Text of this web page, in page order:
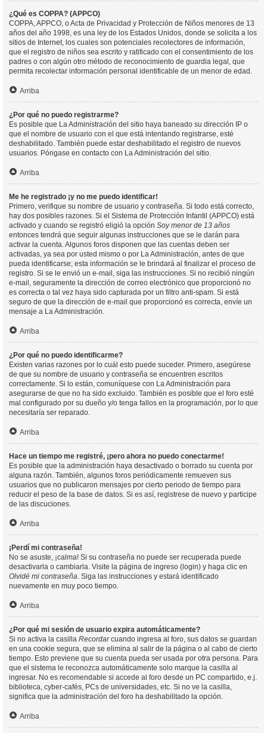
¿Qué es COPPA? (APPCO)
COPPA, APPCO, o Acta de Privacidad y Protección de Niños menores de 13
años del año 1998, es una ley de los Estados Unidos, donde se solicita a los
sitios de Internet, los cuales son potenciales recolectores de información,
que el registro de niños sea escrito y ratificado con el consentimiento de los
padres o con algún otro método de reconocimiento de guardia legal, que
permita recolectar información personal identificable de un menor de edad.
Arriba
¿Por qué no puedo registrarme?
Es posible que La Administración del sitio haya baneado su dirección IP o
que el nombre de usuario con el que está intentando registrarse, esté
deshabilitado. También puede estar deshabilitado el registro de nuevos
usuarios. Póngase en contacto con La Administración del sitio.
Arriba
Me he registrado ¡y no me puedo identificar!
Primero, verifique su nombre de usuario y contraseña. Si todo está correcto,
hay dos posibles razones. Si el Sistema de Protección Infantil (APPCO) está
activado y cuando se registró eligió la opción Soy menor de 13 años
entonces tendrá que seguir algunas instrucciones que se le darán para
activar la cuenta. Algunos foros disponen que las cuentas deben ser
activadas, ya sea por usted mismo o por La Administración, antes de que
pueda identificarse; esta información se le brindará al finalizar el proceso de
registro. Si se le envió un e-mail, siga las instrucciones. Si no recibió ningún
e-mail, seguramente la dirección de correo electrónico que proporcionó no
es correcta o tal vez haya sido capturada por un filtro anti-spam. Si está
seguro de que la dirección de e-mail que proporcionó es correcta, envíe un
mensaje a La Administración.
Arriba
¿Por qué no puedo identificarme?
Existen varias razones por lo cuál esto puede suceder. Primero, asegúrese
de que su nombre de usuario y contraseña se encuentren escritos
correctamente. Si lo están, comuníquese con La Administración para
asegurarse de que no ha sido excluido. También es posible que el foro esté
mal configurado por su dueño y/o tenga fallos en la programación, por lo que
necesitaría ser reparado.
Arriba
Hace un tiempo me registré, ¡pero ahora no puedo conectarme!
Es posible que la administración haya desactivado o borrado su cuenta por
alguna razón. También, algunos foros periódicamente remueven sus
usuarios que no publicaron mensajes por cierto periodo de tiempo para
reducir el peso de la base de datos. Si es así, registrese de nuevo y participe
de las discuciones.
Arriba
¡Perdí mi contraseña!
No se asuste, ¡calma! Si su contraseña no puede ser recuperada puede
desactivarla o cambiarla. Visite la página de ingreso (login) y haga clic en
Olvidé mi contraseña. Siga las instrucciones y estará identificado
nuevamente en muy poco tiempo.
Arriba
¿Por qué mi sesión de usuario expira automáticamente?
Si no activa la casilla Recordarcuando ingresa al foro, sus datos se guardan
en una cookie segura, que se elimina al salir de la página o al cabo de cierto
tiempo. Esto previene que su cuenta pueda ser usada por otra persona. Para
que el sistema le reconozca automáticamente solo marque la casilla al
ingresar. No es recomendable si accede al foro desde un PC compartido, e.j.
biblioteca, cyber-cafés, PCs de universidades, etc. Si no ve la casilla,
significa que la administración del foro ha deshabilitado la opción.
Arriba